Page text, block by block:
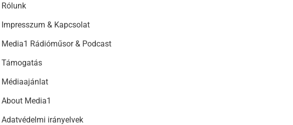
Rólunk
Impresszum & Kapcsolat
Media1 Rádióműsor & Podcast
Támogatás
Médiaajánlat
About Media1
Adatvédelmi irányelvek